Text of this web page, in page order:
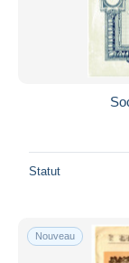
Statut
Nouveau